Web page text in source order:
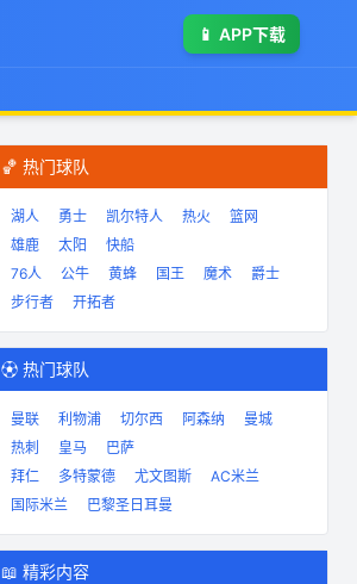
📱 APP下载
🏀 热门球队
湖人 勇士 凯尔特人 热火
篮网
雄鹿
太阳
快船
76人
公牛 黄蜂 国王 魔术
爵士
步行者
开拓者
⚽ 热门球队
曼联 利物浦 切尔西 阿森纳
曼城
热刺
皇马
巴萨
拜仁
多特蒙德 尤文图斯
AC米兰
国际米兰
巴黎圣日耳曼
📖 精彩内容